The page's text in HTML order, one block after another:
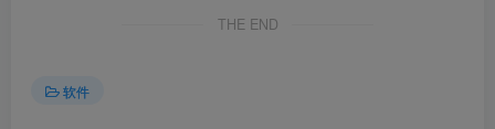
THE END
软件